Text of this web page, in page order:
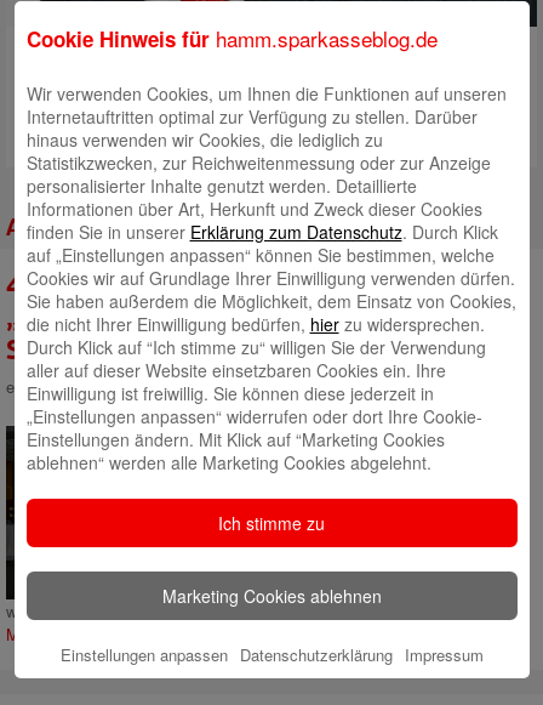
Als Abteilungsleiter Kommunikation informiere ich Sie über alle
aktuellen Entwicklungen in unserer Sparkasse und unser
vielfältiges Engagement in der Stadt.
Alle Artikel des Autors
4.000 Euro für das Christliche Hospiz:
„Wünsch dir was“ sorgt für gute
Stimmung für den guten Zweck
eingestellt vonPhilipp Schönenbergam 23. Dezember 2025
Ein vollbesetztes Kundenfoyer,
beste Stimmung und eine
abwechslungsreiche Mischung
aus Musik sorgten für einen
unvergesslichen Abend in der
Hauptstelle der Sparkasse Hamm.
Unter dem Motto „Wünsch dir
was“ luden „DJ M & Mr. Light“ gemeinsam mit der Sparkasse Hamm zu
Mehr lesen
Cookie Hinweis für hamm.sparkasseblog.de
Wir verwenden Cookies, um Ihnen die Funktionen auf unseren
Internetauftritten optimal zur Verfügung zu stellen. Darüber
hinaus verwenden wir Cookies, die lediglich zu
Statistikzwecken, zur Reichweitenmessung oder zur Anzeige
personalisierter Inhalte genutzt werden. Detaillierte
Informationen über Art, Herkunft und Zweck dieser Cookies
finden Sie in unserer Erklärung zum Datenschutz. Durch Klick
auf „Einstellungen anpassen“ können Sie bestimmen, welche
Cookies wir auf Grundlage Ihrer Einwilligung verwenden dürfen.
Sie haben außerdem die Möglichkeit, dem Einsatz von Cookies,
die nicht Ihrer Einwilligung bedürfen, hierzu widersprechen.
Durch Klick auf “Ich stimme zu“ willigen Sie der Verwendung
aller auf dieser Website einsetzbaren Cookies ein. Ihre
Einwilligung ist freiwillig. Sie können diese jederzeit in
„Einstellungen anpassen“ widerrufen oder dort Ihre Cookie-
Einstellungen ändern. Mit Klick auf “Marketing Cookies
ablehnen“ werden alle Marketing Cookies abgelehnt.
Ich stimme zu
Marketing Cookies ablehnen
Einstellungen anpassen Datenschutzerklärung Impressum